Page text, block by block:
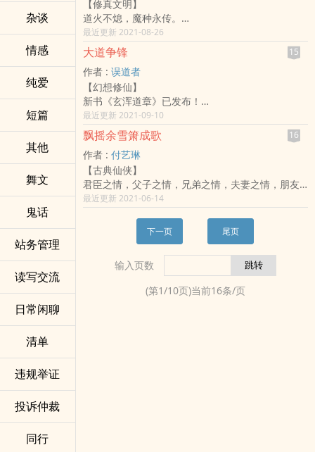
杂谈
情感
纯爱
短篇
其他
舞文
鬼话
站务管理
读写交流
日常闲聊
清单
违规举证
投诉仲裁
同行
仙之说，流传于世。无数人类子民，诚心叩拜，向
着自己臆想创造出的各种神明顶礼膜拜，祈福诉
苦，香火鼎盛……
方今之世，正道大昌，邪魔退避。中原大地山灵水
秀，人气鼎盛，物产丰富，为正派诸家牢牢占据。
其中尤以“青云门”、“天音寺”、和“焚香谷”为三大支
柱，是为领袖。
这个故事，便是从“青云门”开始的。
【修真文明】
道火不熄，魔种永传。
逆天之修，顺天成丹。
这是一个被魔种入侵过的少年、在视魔为生死大敌
的道门里修行成长的故事。
他被打上“需要警惕”的标签，注定他的人生轨迹与众
不同。
拔魔月票群344496575，订阅用户可加入
冰临神下读者群481462，主要面向贴吧读者
拔魔读者群459959247，面向所有对拔魔和死人经
感兴趣的读者。
最近更新 2021-08-26
大道争锋 15
作者 : 误道者
【幻想修仙】
新书《玄浑道章》已发布！
……
……
不堕轮回入大千，
心传一道在人间。
愿起一剑杀万劫，
无情换作有情天!
……
大道争锋全订阅VIP群：【235032815】（新群）
粉丝自建订阅群：布须玄天·昆始陆（526275426）
入群要求粉丝积分2000（旧群）
普通书友群：
大道争锋书友群【114806203】（新群）
大道争锋（217929481）（旧群）
最近更新 2021-09-10
飘摇余雪箫成歌 16
作者 : 付艺琳
【古典仙侠】
君臣之情，父子之情，兄弟之情，夫妻之情，朋友
之情，情情不可不重！
千年前，天庭调兵遣将除太白万年蛇妖，二蛇妖祭
出法器欲掀翻天庭，恰此时，两军阵前雪神降世！
箭毒蛇之母为子报仇，追杀雪神，师尊蛇口之下救
出雪神，心下喑思:"但不知此子为何方瘟尊降世，一
出世险些将天庭给瘟翻！
此一时，拨开岁月的云翳，回首千年前的一段佳话!
最近更新 2021-06-14
下一页 尾页
输入页数
(第1/10页)当前16条/页